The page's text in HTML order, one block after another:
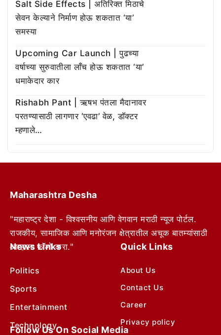
Salt Side Effects | अतिरिक्त मिठाचे
सेवन केल्याने निर्माण होऊ शकतात ‘या’
समस्या
Upcoming Car Launch | पुढच्या
वर्षाच्या सुरुवातीला लाँच होऊ शकतात ‘या’
धमाकेदार कार
Rishabh Pant | ऋषभ पंतला मैदानावर
परतण्यासाठी लागणार ‘एवढा’ वेळ, डॉक्टर
म्हणाले…
Maharashtra Desha
"महाराष्ट्र देशा - विश्वसनीय आणि वेगवान मराठी न्यूज पोर्टल.
राजकीय, सामाजिक आणि मनोरंजन क्षेत्रातील अचूक बातम्यांसाठी
आम्हाला फॉलो करा."
News Links
Politics
Sports
Entertainment
Technology
Quick Links
About Us
Contact Us
Career
Privacy policy
Follow Us On Social Media